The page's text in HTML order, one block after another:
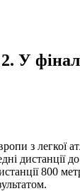
У
з легкої
дистанції
800